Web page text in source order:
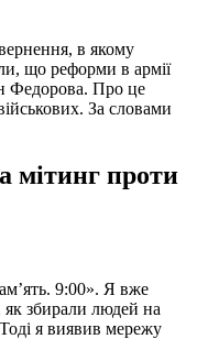
в якому
що реформи в армії
Федорова. Про це
За словами
мітинг проти
9:00». Я вже
як збирали людей на
я виявив мережу